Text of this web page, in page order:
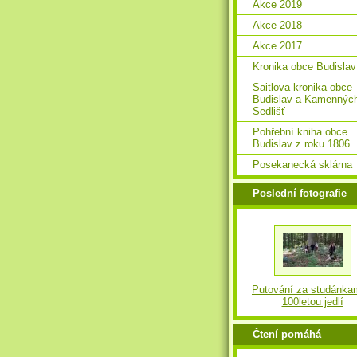
Akce 2019
Akce 2018
Akce 2017
Kronika obce Budislav
Saitlova kronika obce
Budislav a
Sedlišť
Pohřební kniha obce
Budislav z roku 1806
Posekanecká sklárna
Poslední fotografie
Putování za
100letou jedlí
Čtení pomáhá